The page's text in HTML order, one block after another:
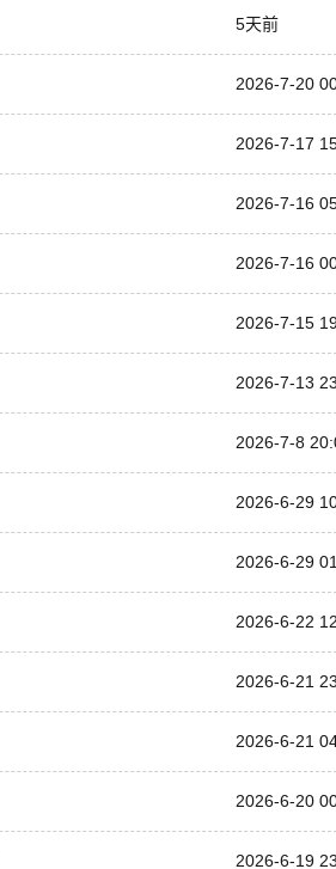
5天前
2026-7-20
2026-7-17
2026-7-16
2026-7-16
2026-7-15
2026-7-13
2026-7-8
2026-6-29
2026-6-29
2026-6-22
2026-6-21
2026-6-21
2026-6-20
2026-6-19